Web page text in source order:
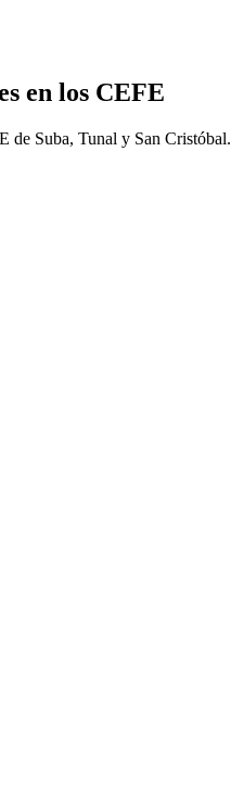
en los CEFE
de Suba, Tunal y San Cristóbal.